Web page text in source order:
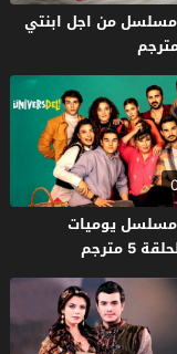
من اجل ابنتي
يوميات
5 مترجم